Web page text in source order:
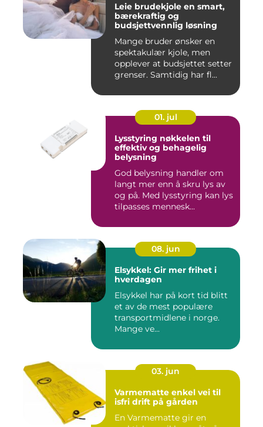
Leie brudekjole en smart,
bærekraftig og
budsjettvennlig løsning
Mange bruder ønsker en
spektakulær kjole, men
opplever at budsjettet setter
grenser. Samtidig har fl...
01. jul
Lysstyring nøkkelen til
effektiv og behagelig
belysning
God belysning handler om
langt mer enn å skru lys av
og på. Med lysstyring kan lys
tilpasses mennesk...
08. jun
Elsykkel: Gir mer frihet i
hverdagen
Elsykkel har på kort tid blitt
et av de mest populære
transportmidlene i norge.
Mange ve...
03. jun
Varmematte enkel vei til
isfri drift på gården
En Varmematte gir en